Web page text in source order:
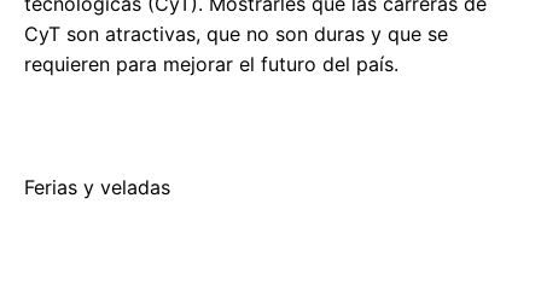
CyT son atractivas, que no son duras y que se
requieren para mejorar el futuro del país.
Ferias y veladas